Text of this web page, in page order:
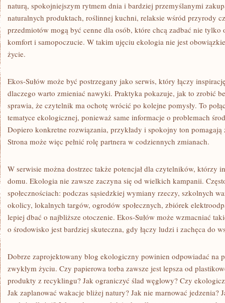
naturą, spokojniejszym rytmem dnia i bardziej przemyślanymi
naturalnych produktach, roślinnej kuchni, relaksie wśród przyrody
przedmiotów mogą być cenne dla osób, które chcą zadbać nie tylko
komfort i samopoczucie. W takim ujęciu ekologia nie jest
życie.
Ekos-Sułów może być postrzegany jako serwis, który łączy
dlaczego warto zmieniać nawyki. Praktyka pokazuje, jak to zrobić
sprawia, że czytelnik ma ochotę wrócić po kolejne pomysły. To
tematyce ekologicznej, ponieważ same informacje o problemach
Dopiero konkretne rozwiązania, przykłady i spokojny ton
Strona może więc pełnić rolę partnera w codziennych zmianach.
W serwisie można dostrzec także potencjał dla czytelników, którzy
domu. Ekologia nie zawsze zaczyna się od wielkich kampanii.
społecznościach: podczas sąsiedzkiej wymiany rzeczy, szkolnych
okolicy, lokalnych targów, ogrodów społecznych, zbiórek
lepiej dbać o najbliższe otoczenie. Ekos-Sułów może wzmacniać
o środowisko jest bardziej skuteczna, gdy łączy ludzi i zachęca do
Dobrze zaprojektowany blog ekologiczny powinien odpowiadać na
zwykłym życiu. Czy papierowa torba zawsze jest lepsza od
produkty z recyklingu? Jak ograniczyć ślad węglowy? Czy
Jak zaplanować wakacje bliżej natury? Jak nie marnować jedzenia?